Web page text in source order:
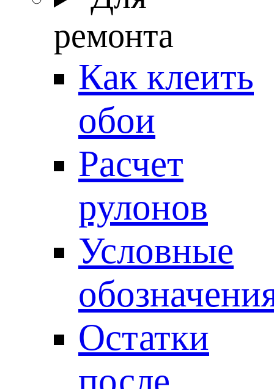
ремонта
Как клеить
обои
Расчет
рулонов
Условные
Остатки
после